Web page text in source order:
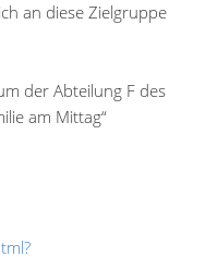
an diese Zielgruppe
der Abteilung F des
am Mittag“